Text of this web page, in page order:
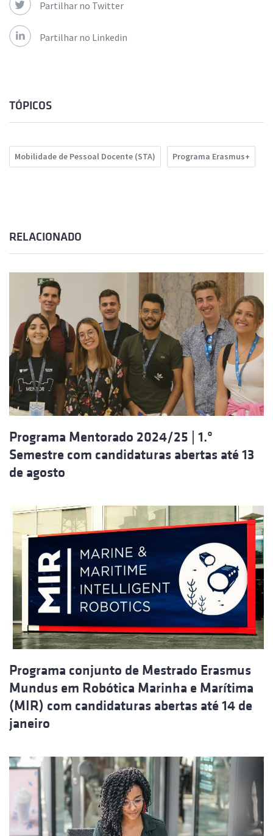
Partilhar no Twitter
Partilhar no Linkedin
TÓPICOS
Mobilidade de Pessoal Docente (STA) Programa Erasmus+
RELACIONADO
Programa Mentorado 2024/25 | 1.º
Semestre com candidaturas abertas até 13
de agosto
Programa conjunto de Mestrado Erasmus
Mundus em Robótica Marinha e Marítima
(MIR) com candidaturas abertas até 14 de
janeiro